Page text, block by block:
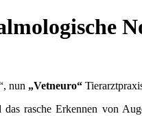
nun „Vetneuro“
rasche Erkennen von